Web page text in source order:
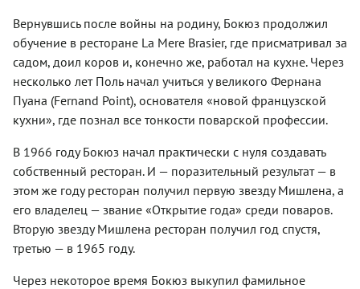
Вернувшись после войны на родину, Бокюз продолжил
обучение в ресторане La Mere Brasier, где присматривал за
садом, доил коров и, конечно же, работал на кухне. Через
несколько лет Поль начал учиться у великого Фернана
Пуана (Fernand Point), основателя «новой французской
кухни», где познал все тонкости поварской профессии.
В 1966 году Бокюз начал практически с нуля создавать
собственный ресторан. И — поразительный результат — в
этом же году ресторан получил первую звезду Мишлена, а
его владелец — звание «Открытие года» среди поваров.
Вторую звезду Мишлена ресторан получил год спустя,
третью — в 1965 году.
Через некоторое время Бокюз выкупил фамильное